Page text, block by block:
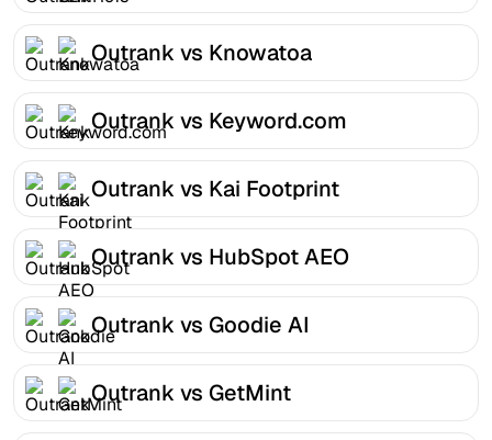
Outrank vs Knowatoa
Outrank vs Keyword.com
Outrank vs Kai Footprint
Outrank vs HubSpot AEO
Outrank vs Goodie AI
Outrank vs GetMint